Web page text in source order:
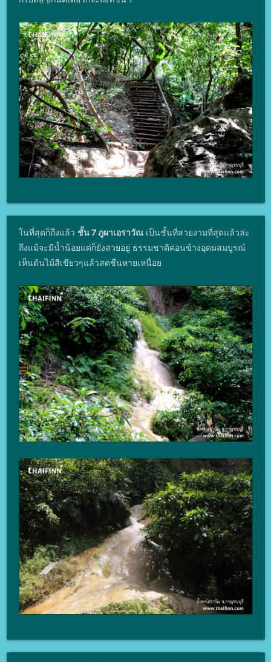
ในที่สุดก็ถึงแล้ว ชั้น 7 ภูผาเอราวัณเป็นชั้นที่สวยงามที่สุดแล้วล่ะ
ถึงแม้จะมีน้ำน้อยแต่ก็ยังสวยอยู่ ธรรมชาติค่อนข้างอุดมสมบูรณ์
เห็นต้นไม้สีเขียวๆแล้วสดชื่นหายเหนื่อย